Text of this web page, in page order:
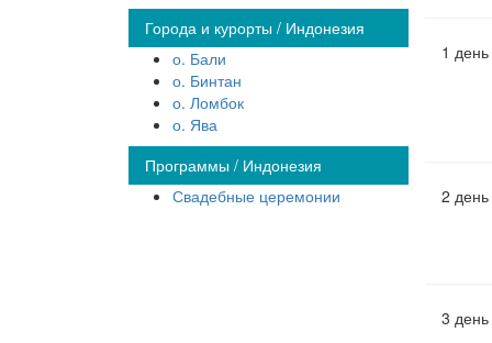
1 день
2 день
3 день
Города и курорты / Индонезия
о. Бали
о. Бинтан
о. Ломбок
о. Ява
Программы / Индонезия
Свадебные церемонии